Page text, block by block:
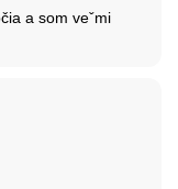
a som veˇmi